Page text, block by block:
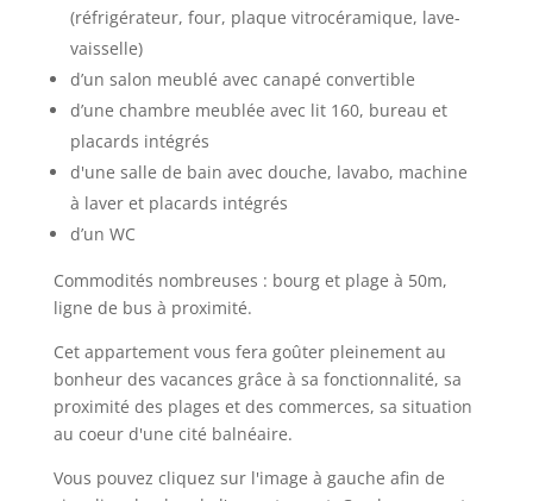
(réfrigérateur, four, plaque vitrocéramique, lave-
vaisselle)
d’un salon meublé avec canapé convertible
d’une chambre meublée avec lit 160, bureau et
placards intégrés
d'une salle de bain avec douche, lavabo, machine
à laver et placards intégrés
d’un WC
Commodités nombreuses : bourg et plage à 50m,
ligne de bus à proximité.
Cet appartement vous fera goûter pleinement au
bonheur des vacances grâce à sa fonctionnalité, sa
proximité des plages et des commerces, sa situation
au coeur d'une cité balnéaire.
Vous pouvez cliquez sur l'image à gauche afin de